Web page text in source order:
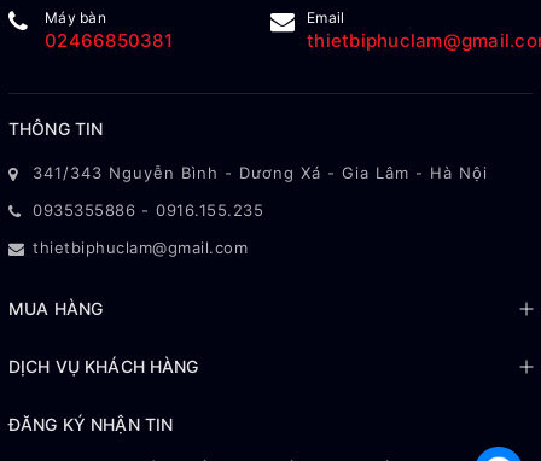
Máy bàn
02466850381
Email
THÔNG TIN
341/343 Nguyễn Bình - Dương Xá - Gia Lâm - Hà Nội
0935355886 - 0916.155.235
thietbiphuclam@gmail.com
MUA HÀNG
DỊCH VỤ KHÁCH HÀNG
ĐĂNG KÝ NHẬN TIN